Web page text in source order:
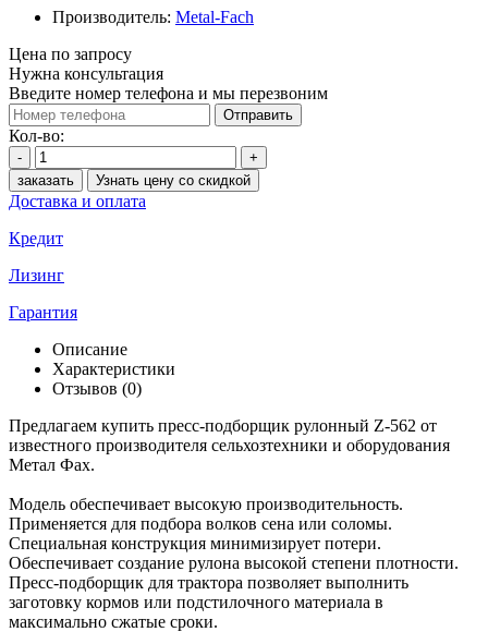
Производитель: Metal-Fach
Цена по запросу
Нужна консультация
Введите номер телефона и мы перезвоним
Отправить
Кол-во:
-
+
заказать
Узнать цену со скидкой
Доставка и оплата
Кредит
Лизинг
Гарантия
Описание
Характеристики
Отзывов (0)
Предлагаем купить пресс-подборщик рулонный Z-562 от
известного производителя сельхозтехники и оборудования
Метал Фах.
Модель обеспечивает высокую производительность.
Применяется для подбора волков сена или соломы.
Специальная конструкция минимизирует потери.
Обеспечивает создание рулона высокой степени плотности.
Пресс-подборщик для трактора позволяет выполнить
заготовку кормов или подстилочного материала в
максимально сжатые сроки.